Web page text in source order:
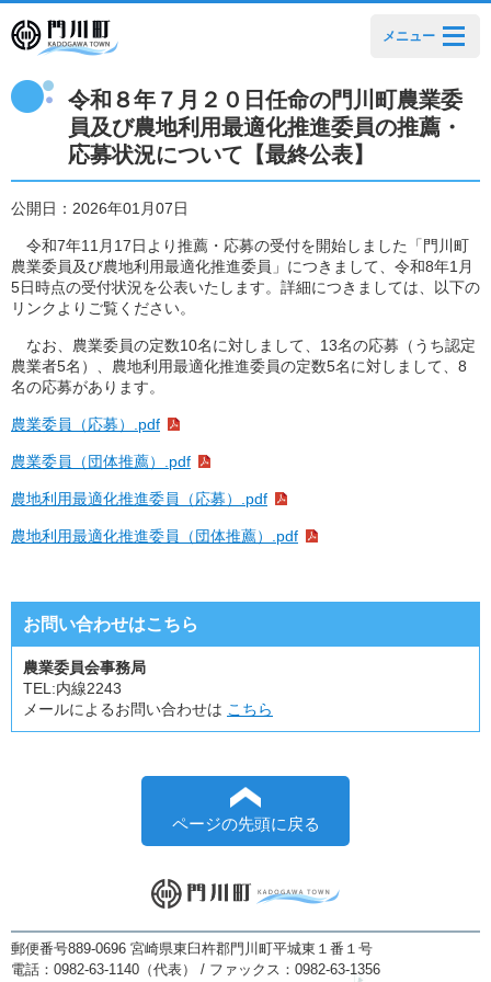
メニュー
令和８年７月２０日任命の門川町農業委
員及び農地利用最適化推進委員の推薦・
応募状況について【最終公表】
公開日：2026年01月07日
令和7年11月17日より推薦・応募の受付を開始しました「門川町
農業委員及び農地利用最適化推進委員」につきまして、令和8年1月
5日時点の受付状況を公表いたします。詳細につきましては、以下の
リンクよりご覧ください。
なお、農業委員の定数10名に対しまして、13名の応募（うち認定
農業者5名）、農地利用最適化推進委員の定数5名に対しまして、8
名の応募があります。
農業委員（応募）.pdf
農業委員（団体推薦）.pdf
農地利用最適化推進委員（応募）.pdf
農地利用最適化推進委員（団体推薦）.pdf
お問い合わせはこちら
農業委員会事務局
TEL:内線2243
メールによるお問い合わせは こちら
ページの先頭に戻る
郵便番号889-0696 宮崎県東臼杵郡門川町平城東１番１号
電話：0982-63-1140（代表） / ファックス：0982-63-1356